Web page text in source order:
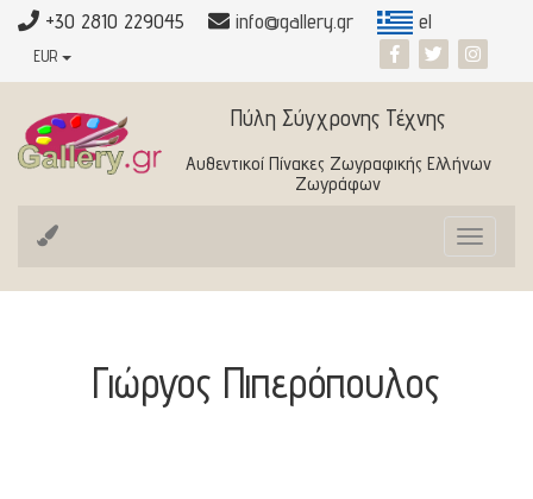
+30 2810 229045 info@gallery.gr el
EUR
Πύλη Σύγχρονης Τέχνης
Αυθεντικοί Πίνακες Ζωγραφικής Ελλήνων
Ζωγράφων
Toggle
Γιώργος Πιπερόπουλος